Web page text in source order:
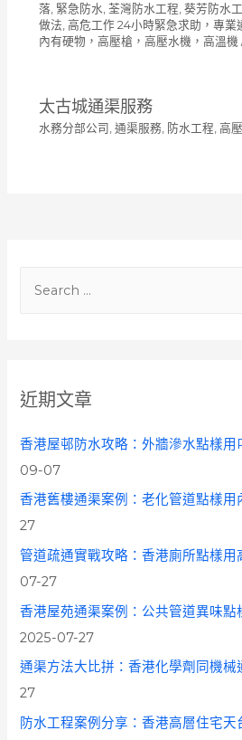
h
f
o
近期文章
香港屋邨防水攻略：外牆滲水點樣用
09-07
香港舊樓通渠案例：老化管道點樣用
27
管道疏通實戰攻略：香港廁所點樣用
07-27
香港屋苑通渠案例：公共管道異味點
2025-07-27
通渠方法大比拼：香港化學劑同機械
27
防水工程案例分享：香港高層住宅天
落, 緊急防水 荃灣防水工程 葵芳防水
做法 高危工作 24小時緊急求助，專業
內有硬物，高壓槍，高壓水機，高溫機
太古城通渠服務
水務分部公司 , 通渠服務, 防水工程, 高